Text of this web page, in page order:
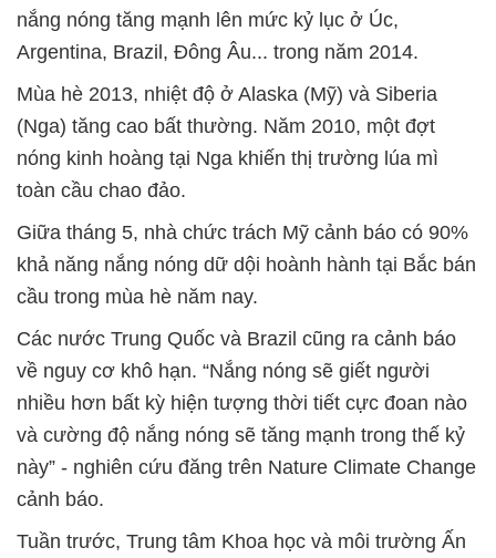
nắng nóng tăng mạnh lên mức kỷ lục ở Úc,
Argentina, Brazil, Đông Âu... trong năm 2014.
Mùa hè 2013, nhiệt độ ở Alaska (Mỹ) và Siberia
(Nga) tăng cao bất thường. Năm 2010, một đợt
nóng kinh hoàng tại Nga khiến thị trường lúa mì
toàn cầu chao đảo.
Giữa tháng 5, nhà chức trách Mỹ cảnh báo có 90%
khả năng nắng nóng dữ dội hoành hành tại Bắc bán
cầu trong mùa hè năm nay.
Các nước Trung Quốc và Brazil cũng ra cảnh báo
về nguy cơ khô hạn. “Nắng nóng sẽ giết người
nhiều hơn bất kỳ hiện tượng thời tiết cực đoan nào
và cường độ nắng nóng sẽ tăng mạnh trong thế kỷ
này” - nghiên cứu đăng trên Nature Climate Change
cảnh báo.
Tuần trước, Trung tâm Khoa học và môi trường Ấn